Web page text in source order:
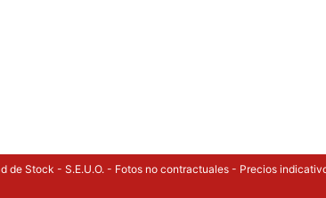
de Stock - S.E.U.O. - Fotos no contractuales - Precios